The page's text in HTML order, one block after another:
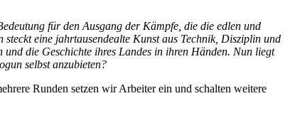
für den Ausgang der Kämpfe, die die edlen und
eine jahrtausendealte Kunst aus Technik, Disziplin und
die Geschichte ihres Landes in ihren Händen. Nun liegt
selbst anzubieten?
Runden setzen wir Arbeiter ein und schalten weitere